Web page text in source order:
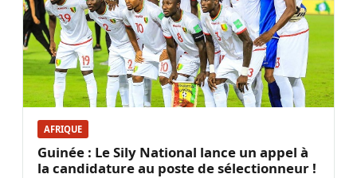
AFRIQUE
Guinée : Le Sily National lance un appel à
la candidature au poste de sélectionneur !